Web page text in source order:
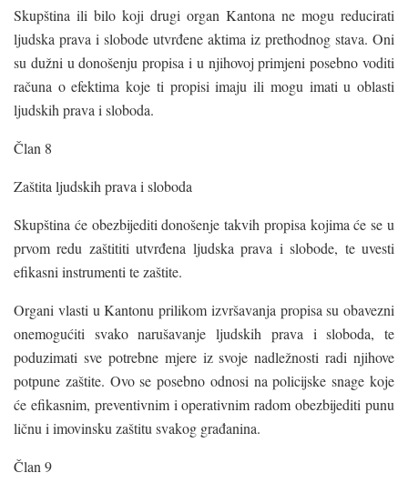
Skupština ili bilo koji drugi organ Kantona ne mogu reducirati
ljudska prava i slobode utvrđene aktima iz prethodnog stava. Oni
su dužni u donošenju propisa i u njihovoj primjeni posebno voditi
računa o efektima koje ti propisi imaju ili mogu imati u oblasti
ljudskih prava i sloboda.
Član 8
Zaštita ljudskih prava i sloboda
Skupština će obezbijediti donošenje takvih propisa kojima će se u
prvom redu zaštititi utvrđena ljudska prava i slobode, te uvesti
efikasni instrumenti te zaštite.
Organi vlasti u Kantonu prilikom izvršavanja propisa su obavezni
onemogućiti svako narušavanje ljudskih prava i sloboda, te
poduzimati sve potrebne mjere iz svoje nadležnosti radi njihove
potpune zaštite. Ovo se posebno odnosi na policijske snage koje
će efikasnim, preventivnim i operativnim radom obezbijediti punu
ličnu i imovinsku zaštitu svakog građanina.
Član 9